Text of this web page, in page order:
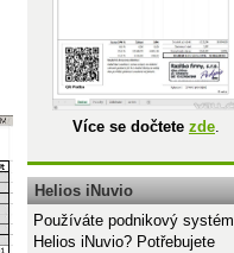
Více se dočtete zde.
Helios iNuvio
Používáte podnikový systém
Helios iNuvio? Potřebujete